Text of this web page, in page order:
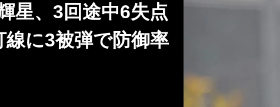
星、3回途中6失点
に3被弾で防御率